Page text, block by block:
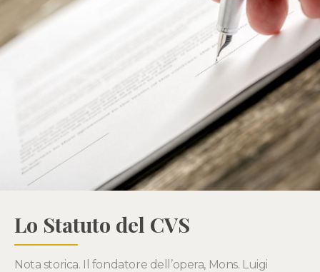
Lo Statuto del CVS
Nota storica. Il fondatore dell’opera, Mons. Luigi